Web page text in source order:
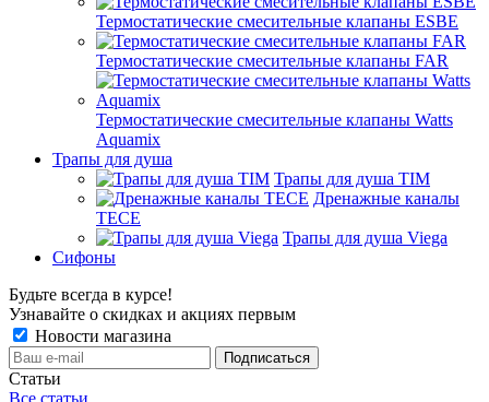
Термостатические смесительные клапаны ESBE
Термостатические смесительные клапаны FAR
Термостатические смесительные клапаны Watts
Aquamix
Трапы для душа
Трапы для душа TIM
Дренажные каналы
TECE
Трапы для душа Viega
Сифоны
Будьте всегда в курсе!
Узнавайте о скидках и акциях первым
Новости магазина
Статьи
Все статьи